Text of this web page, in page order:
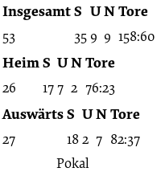
InsgesamtS UNTore
53 35 9 9 158:60
HeimS UNTore
26 177 2 76:23
AuswärtsS UNTore
27 182 7 82:37
Pokal